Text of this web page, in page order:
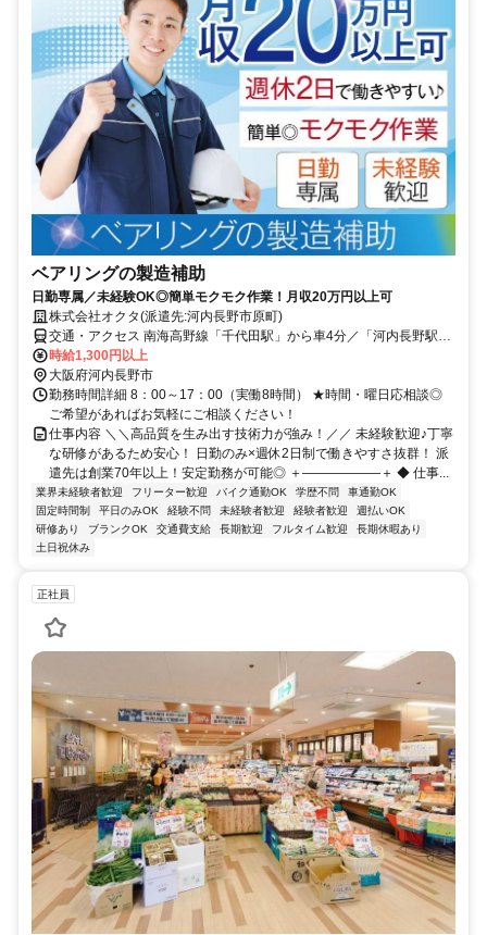
ベアリングの製造補助
日勤専属／未経験OK◎簡単モクモク作業！月収20万円以上可
株式会社オクタ(派遣先:河内長野市原町)
交通・アクセス 南海高野線「千代田駅」から車4分／「河内長野駅」
から車7分
時給1,300円以上
大阪府河内長野市
勤務時間詳細 8：00～17：00（実働8時間） ★時間・曜日応相談◎
ご希望があればお気軽にご相談ください！
仕事内容 ＼＼高品質を生み出す技術力が強み！／／ 未経験歓迎♪丁寧
な研修があるため安心！ 日勤のみ×週休2日制で働きやすさ抜群！ 派
遣先は創業70年以上！安定勤務が可能◎ ＋――――――＋ ◆ 仕事...
業界未経験者歓迎 フリーター歓迎 バイク通勤OK 学歴不問
車通勤OK
固定時間制
平日のみOK 経験不問 未経験者歓迎 経験者歓迎
週払いOK
研修あり
ブランクOK 交通費支給 長期歓迎 フルタイム歓迎
長期休暇あり
土日祝休み
正社員